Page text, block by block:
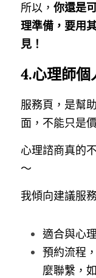
所以， 你還是
理準備，要用
見！
4.心理師個
服務頁，是幫
面，不能只是
心理諮商真的
～
我傾向建議服
適合與心
預約流程
麼聯繫，